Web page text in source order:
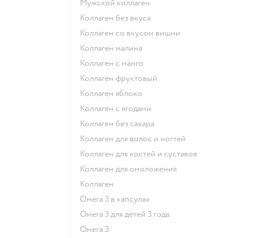
Мужской коллаген
Коллаген без вкуса
Коллаген со вкусом вишни
Коллаген малина
Коллаген с манго
Коллаген фруктовый
Коллаген яблоко
Коллаген с ягодами
Коллаген без сахара
Коллаген для волос и ногтей
Коллаген для костей и суставов
Коллаген для омоложения
Коллаген
Омега 3 в капсулах
Омега 3 для детей 3 года
Омега 3